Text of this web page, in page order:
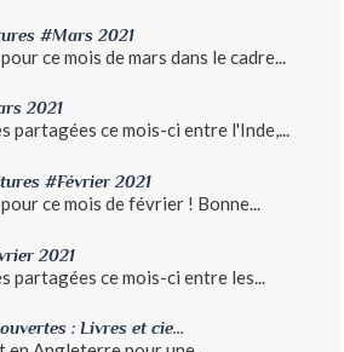
#Mars 2021
ce mois de mars dans le cadre...
2021
partagées ce mois-ci entre l'Inde,...
#Février 2021
ce mois de février ! Bonne...
2021
partagées ce mois-ci entre les...
: Livres et cie...